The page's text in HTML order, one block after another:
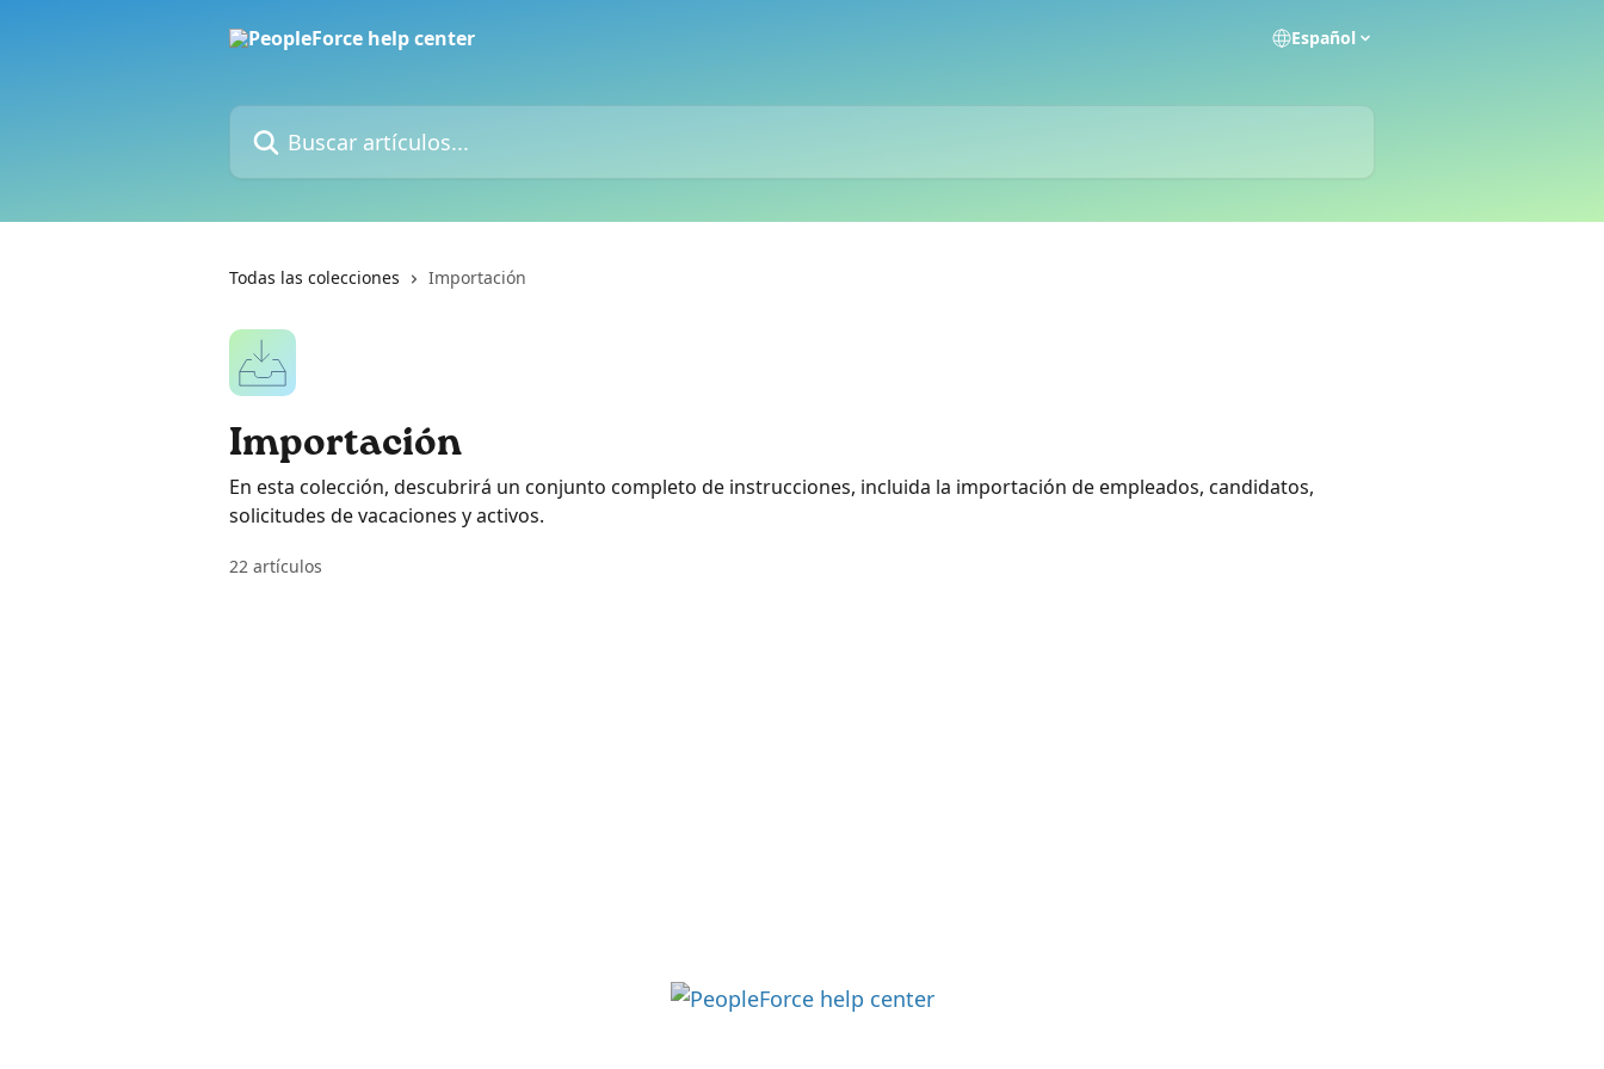
Español
Buscar artículos...
Todas las colecciones Importación
Importación
En esta colección, descubrirá un conjunto completo de instrucciones, incluida la importación de empleados, candidatos,
solicitudes de vacaciones y activos.
22 artículos